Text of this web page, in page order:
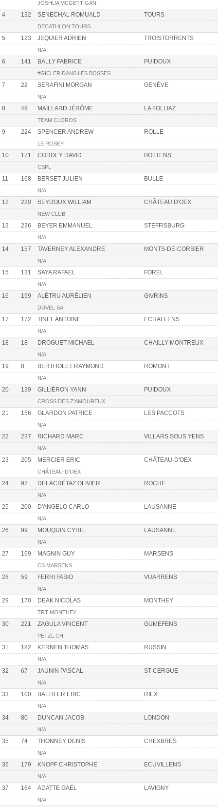
JOSHUA MCGETTIGAN
4 132 SENECHAL ROMUALD TOURS
DECATHLON TOURS
5 123 JEQUIER ADRIEN TROISTORRENTS
N/A
6 141 BALLY FABRICE PUIDOUX
#GICLER DANS LES BOSSES
7 22 SERAFINI MORGAN GENÈVE
N/A
8 49 MAILLARD JÉRÔME LA FOLLIAZ
TEAM CLOROS
9 224 SPENCER ANDREW ROLLE
LE ROSEY
10 171 CORDEY DAVID BOTTENS
CSPL
11 168 BERSET JULIEN BULLE
N/A
12 220 SEYDOUX WILLIAM CHÂTEAU D'OEX
NEW CLUB
13 236 BEYER EMMANUEL STEFFISBURG
N/A
14 157 TAVERNEY ALEXANDRE MONTS-DE-CORSIER
N/A
15 131 SAYA RAFAEL FOREL
N/A
16 199 ALÉTRU AURÉLIEN GIVRINS
DUVEL SA
17 172 TINEL ANTOINE ECHALLENS
N/A
18 18 DROGUET MICHAEL CHAILLY-MONTREUX
N/A
19 8 BERTHOLET RAYMOND ROMONT
N/A
20 139 GILLIÉRON YANN PUIDOUX
CROSS DES Z'AMOUREUX
21 156 GLARDON PATRICE LES PACCOTS
N/A
22 237 RICHARD MARC VILLARS SOUS YENS
N/A
23 205 MERCIER ERIC CHÂTEAU-D'OEX
CHÂTEAU-D'OEX
24 97 DELACRÉTAZ OLIVIER ROCHE
N/A
25 200 D'ANGELO CARLO LAUSANNE
N/A
26 99 MOUQUIN CYRIL LAUSANNE
N/A
27 169 MAGNIN GUY MARSENS
CS MARSENS
28 59 FERRI FABIO VUARRENS
N/A
29 170 DEAK NICOLAS MONTHEY
TRT MONTHEY
30 221 ZAGULA VINCENT GUMEFENS
PETZL.CH
31 182 KERNEN THOMAS RUSSIN
N/A
32 67 JAUNIN PASCAL ST-CERGUE
N/A
33 100 BAEHLER ERIC RIEX
N/A
34 80 DUNCAN JACOB LONDON
N/A
35 74 THONNEY DENIS CHEXBRES
N/A
36 179 KNOPF CHRISTOPHE ECUVILLENS
N/A
37 164 ADATTE GAËL LAVIGNY
N/A